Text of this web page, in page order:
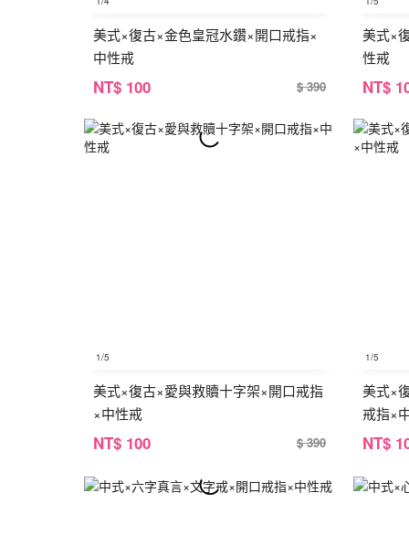
美式×復古×金色皇冠水鑽×開口戒指×
中性戒
NT$ 100 $ 390
美式×
性戒
NT$
1/5
美式×復古×愛與救贖十字架×開口戒指
×中性戒
NT$ 100 $ 390
1/5
美式×
戒指×
NT$